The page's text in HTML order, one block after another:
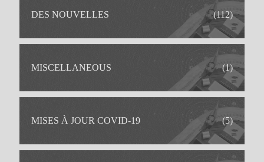
DES NOUVELLES (112)
MISCELLANEOUS (1)
MISES À JOUR COVID-19 (5)